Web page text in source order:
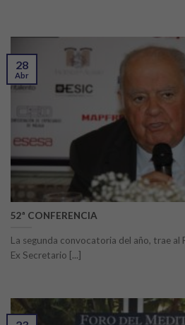
52ª CONFERENCIA
La segunda convocatoria del año, trae al
Ex Secretario [...]
28
Abr